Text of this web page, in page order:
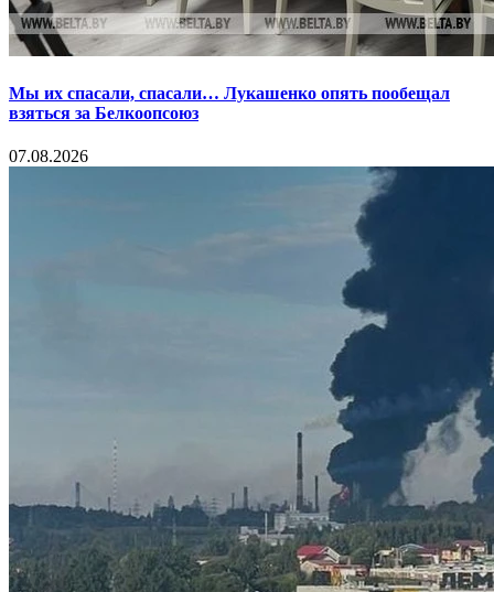
Мы их спасали, спасали… Лукашенко опять пообещал
взяться за Белкоопсоюз
07.08.2026